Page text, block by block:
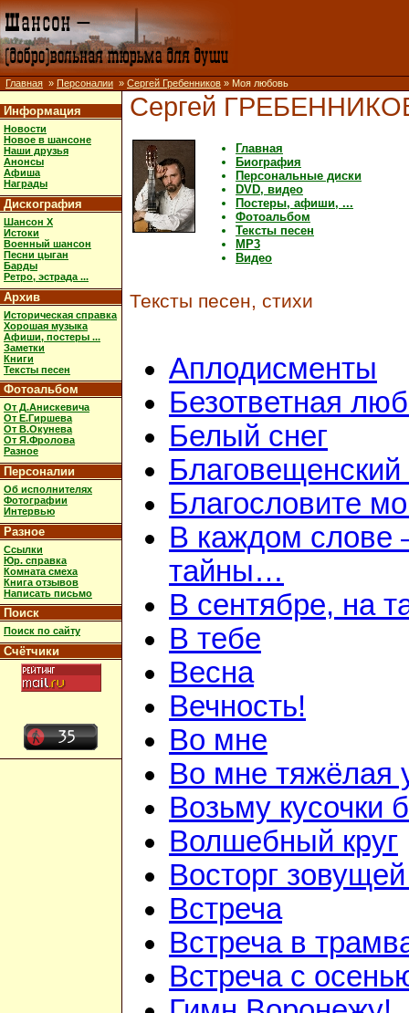
Главная » Персоналии » Сергей Гребенников » Моя любовь
Информация
Новости
Новое в шансоне
Наши друзья
Анонсы
Афиша
Награды
Дискография
Шансон X
Истоки
Военный шансон
Песни цыган
Барды
Ретро, эстрада ...
Архив
Историческая справка
Хорошая музыка
Афиши, постеры ...
Заметки
Книги
Тексты песен
Фотоальбом
От Д.Анискевича
От Е.Гиршева
От В.Окунева
От Я.Фролова
Разное
Персоналии
Об исполнителях
Фотографии
Интервью
Разное
Ссылки
Юр. справка
Комната смеха
Книга отзывов
Написать письмо
Поиск
Поиск по сайту
Счётчики
Сергей
Главная
Биография
Персональные диски
DVD, видео
Постеры, афиши, ...
Фотоальбом
Тексты песен
MP3
Видео
Тексты песен, стихи
Аплодисменты
Безответная
Белый снег
Благовещенский
Благословите
В каждом слове
тайны…
В сентябре, на
В тебе
Весна
Вечность!
Во мне
Во мне тяжёлая
Возьму кусочки
Волшебный круг
Восторг
Встреча
Встреча в
Встреча с